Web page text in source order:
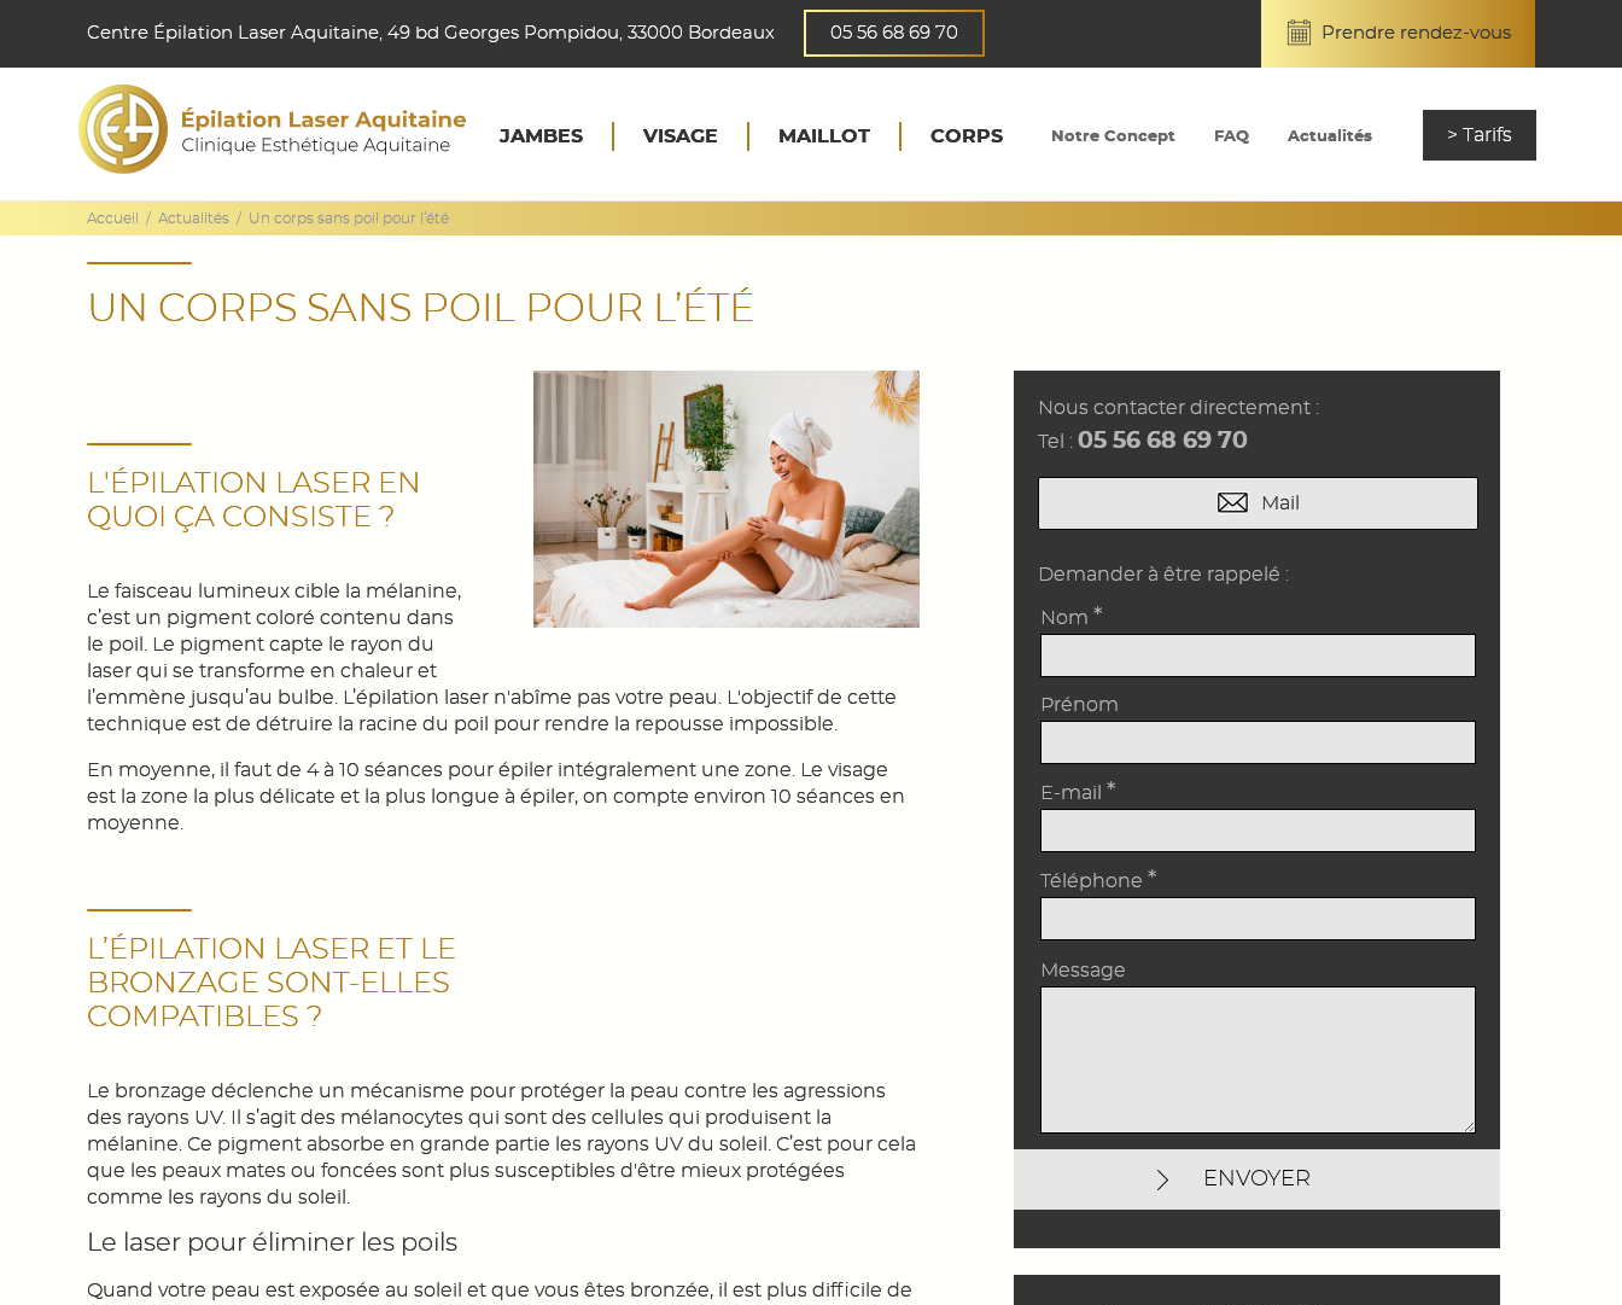
Centre Épilation Laser Aquitaine, 49 bd Georges Pompidou, 33000 Bordeaux 05 56 68 69 70 Prendre rendez-vous
JAMBES VISAGE MAILLOT CORPS Notre Concept FAQ Actualités > Tarifs
Accueil / Actualités / Un corps sans poil pour l’été
UN CORPS SANS POIL POUR L’ÉTÉ
L'ÉPILATION LASER EN
QUOI ÇA CONSISTE ?
Le faisceau lumineux cible la mélanine,
c’est un pigment coloré contenu dans
le poil. Le pigment capte le rayon du
laser qui se transforme en chaleur et
l’emmène jusqu’au bulbe. L’épilation laser n'abîme pas votre peau. L'objectif de cette
technique est de détruire la racine du poil pour rendre la repousse impossible.
En moyenne, il faut de 4 à 10 séances pour épiler intégralement une zone. Le visage
est la zone la plus délicate et la plus longue à épiler, on compte environ 10 séances en
moyenne.
L’ÉPILATION LASER ET LE
BRONZAGE SONT-ELLES
COMPATIBLES ?
Le bronzage déclenche un mécanisme pour protéger la peau contre les agressions
des rayons UV. Il s’agit des mélanocytes qui sont des cellules qui produisent la
mélanine. Ce pigment absorbe en grande partie les rayons UV du soleil. C’est pour cela
que les peaux mates ou foncées sont plus susceptibles d'être mieux protégées
comme les rayons du soleil.
Le laser pour éliminer les poils
Quand votre peau est exposée au soleil et que vous êtes bronzée, il est plus difficile de
Nous contacter directement :
Tel : 05 56 68 69 70
Mail
Demander à être rappelé :
Nom *
Prénom
E-mail *
Téléphone *
Message
ENVOYER